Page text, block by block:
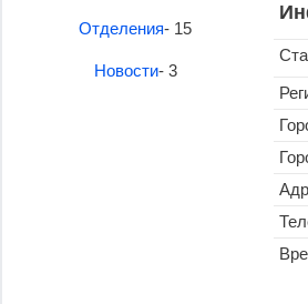
Отделения- 15
Новости- 3